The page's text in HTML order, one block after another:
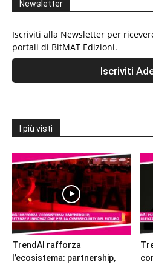
Newsletter
Iscriviti alla Newsletter per
portali di BitMAT Edizioni.
I più visti
TrendAI rafforza
l’ecosistema: partnership,